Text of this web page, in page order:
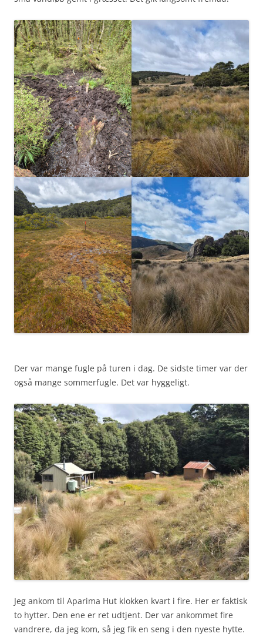
Der var mange fugle på turen i dag. De sidste timer var der
også mange sommerfugle. Det var hyggeligt.
Jeg ankom til Aparima Hut klokken kvart i fire. Her er faktisk
to hytter. Den ene er ret udtjent. Der var ankommet fire
vandrere, da jeg kom, så jeg fik en seng i den nyeste hytte.